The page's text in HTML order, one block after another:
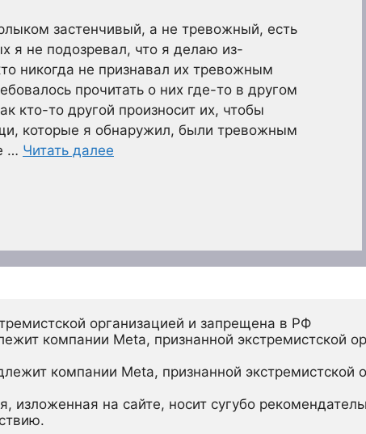
застенчивый, а не тревожный, есть
я не подозревал, что я делаю из-
никогда не признавал их тревожным
прочитать о них где-то в другом
кто-то другой произносит их, чтобы
которые я обнаружил, были тревожным
… Читать далее
организацией и запрещена в РФ
компании Meta, признанной экстремистской
компании Meta, признанной экстремистской
на сайте, носит сугубо